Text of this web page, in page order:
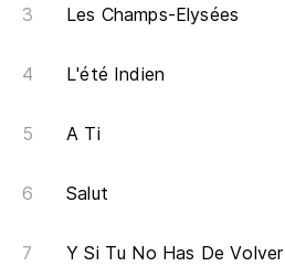
Les Champs-Elysées
L'été Indien
A Ti
Salut
Y Si Tu No Has De Volver